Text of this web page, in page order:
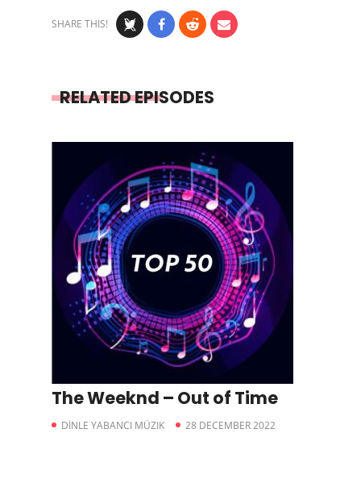
SHARE THIS!
RELATED EPISODES
The Weeknd – Out of Time
DİNLE YABANCI MÜZIK 28 DECEMBER 2022